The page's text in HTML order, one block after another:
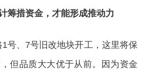
筹措资金，才能形成推动力
、7号旧改地块开工，这里将保
，但品质大大优于从前。因为资金